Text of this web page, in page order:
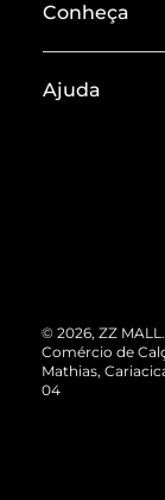
Conheça
Termos de
ZZ MALL é
Cartão
Vendas
Ajuda
Devolução
Compre
© 2026, ZZ
Comércio de
Mathias,
04